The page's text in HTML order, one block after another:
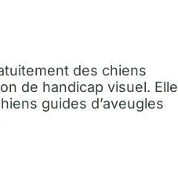
des chiens
de handicap visuel. Elle
guides d’aveugles